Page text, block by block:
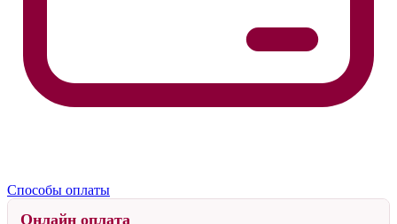
Способы оплаты
Онлайн оплата